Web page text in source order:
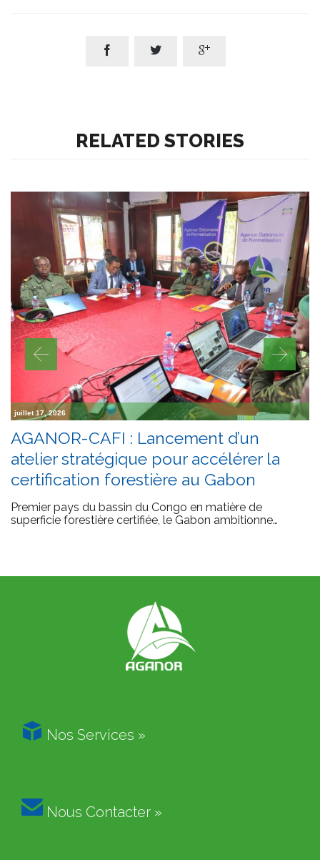
  
RELATED STORIES
juillet 17, 2026
AGANOR-CAFI : Lancement d’un
atelier stratégique pour accélérer la
certification forestière au Gabon
Premier pays du bassin du Congo en matière de
superficie forestière certifiée, le Gabon ambitionne…
 Nos Services »
 Nous Contacter »